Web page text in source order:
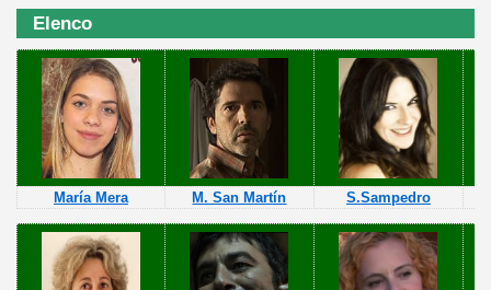
Elenco
María Mera M. San Martín S.Sampedro